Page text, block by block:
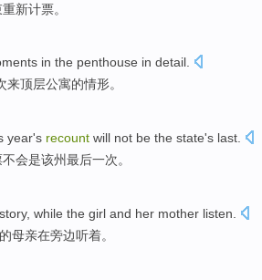
重新计票。
in the penthouse in detail.
来顶层公寓的情形。
year's recount will not be the state's last
不会是该州最后一次。
, while the girl and her mother listen
的母亲在旁边听着。